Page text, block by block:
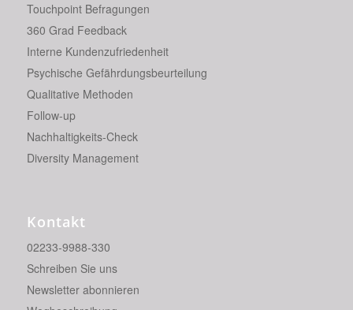
Touchpoint Befragungen
360 Grad Feedback
Interne Kundenzufriedenheit
Psychische Gefährdungsbeurteilung
Qualitative Methoden
Follow-up
Nachhaltigkeits-Check
Diversity Management
Kontakt
02233-9988-330
Schreiben Sie uns
Newsletter abonnieren